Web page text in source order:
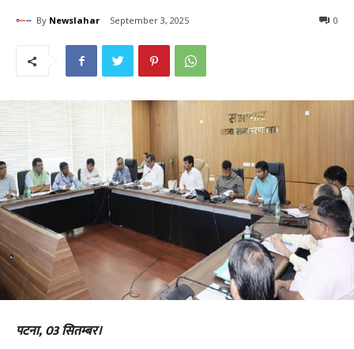
By Newslahar September 3, 2025 0
पटना, 03 सितम्बर।